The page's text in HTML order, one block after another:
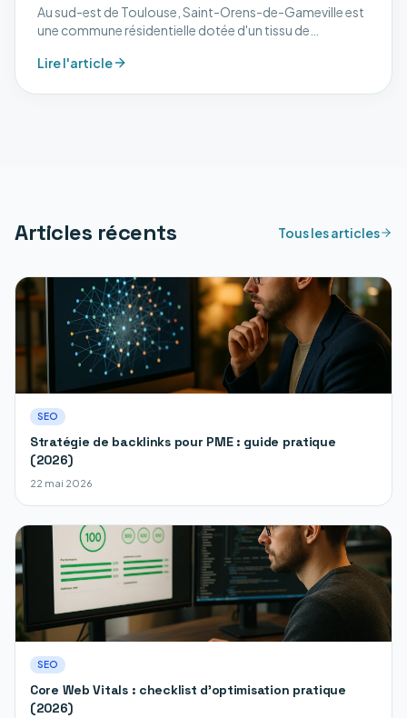
Au sud-est de Toulouse, Saint-Orens-de-Gameville est
une commune résidentielle dotée d'un tissu de
commerces. Découvrez nos services digitaux à Saint-
Lire l'article
Articles récents Tous les articles
SEO
Stratégie de backlinks pour PME : guide pratique
(2026)
22 mai 2026
SEO
Core Web Vitals : checklist d'optimisation pratique
(2026)